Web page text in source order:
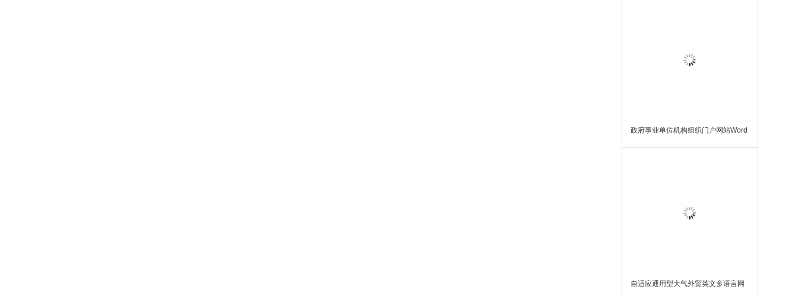
政府事业单位机构组织门户网站Word
Press模板主题
自适应通用型大气外贸英文多语言网